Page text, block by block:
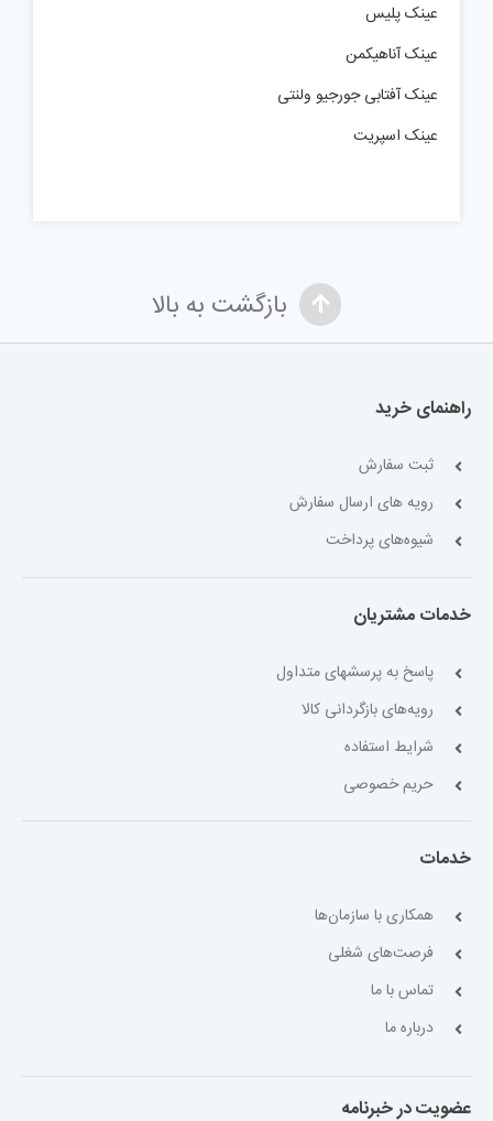
عینک پلیس
عینک آناهیکمن
عینک آفتابی جورجیو ولنتی
عینک اسپریت
بازگشت به بالا
راهنمای خرید
ثبت سفارش
رویه های ارسال سفارش
شیوه‌های پرداخت
خدمات مشتریان
پاسخ به پرسشهای متداول
رویه‌های بازگردانی کالا
شرایط استفاده
حریم خصوصی
خدمات
همکاری با سازمان‌ها
فرصت‌های شغلی
تماس با ما
درباره ما
عضویت در خبرنامه